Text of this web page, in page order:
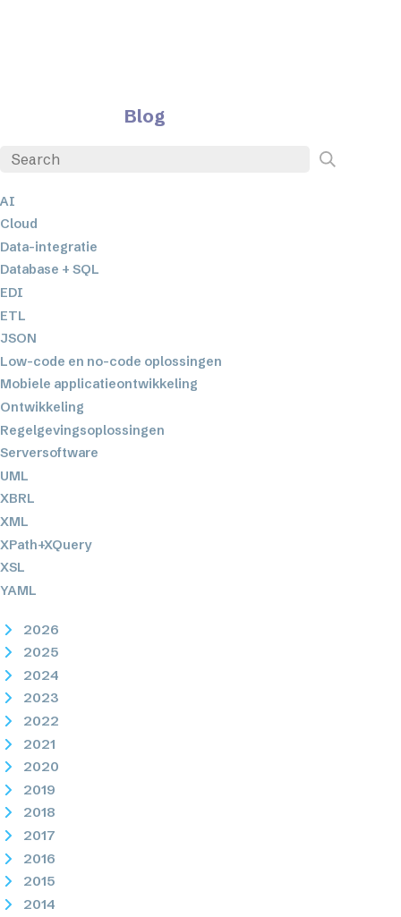
Blog
AI
Cloud
Data-integratie
Database + SQL
EDI
ETL
JSON
Low-code en no-code oplossingen
Mobiele applicatieontwikkeling
Ontwikkeling
Regelgevingsoplossingen
Serversoftware
UML
XBRL
XML
XPath+XQuery
XSL
YAML
2026
2025
2024
2023
2022
2021
2020
2019
2018
2017
2016
2015
2014